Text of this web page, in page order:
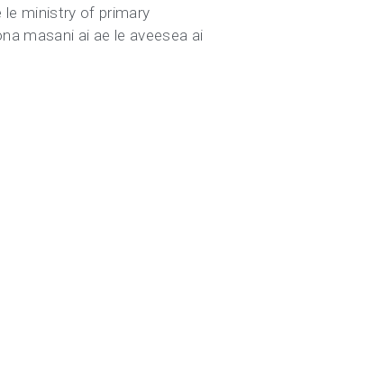
ministry of primary
masani ai ae le aveesea ai